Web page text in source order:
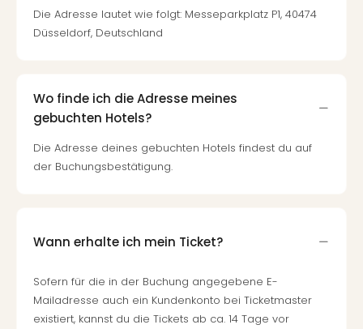
Die Adresse lautet wie folgt: Messeparkplatz P1, 40474
Düsseldorf, Deutschland
Wo finde ich die Adresse meines
gebuchten Hotels?
Die Adresse deines gebuchten Hotels findest du auf
der Buchungsbestätigung.
Wann erhalte ich mein Ticket?
Sofern für die in der Buchung angegebene E-
Mailadresse auch ein Kundenkonto bei Ticketmaster
existiert, kannst du die Tickets ab ca. 14 Tage vor